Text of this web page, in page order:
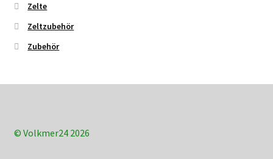
Zelte
Zeltzubehör
Zubehör
© Volkmer24 2026